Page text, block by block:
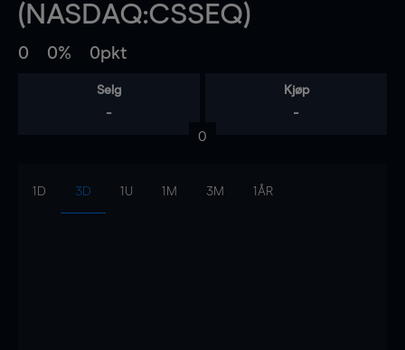
(NASDAQ:CSSEQ)
0 0% 0pkt
Selg
-
Kjøp
-
0
1D 3D 1U 1M 3M 1ÅR